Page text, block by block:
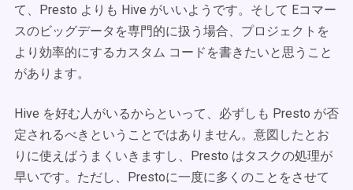
て、Presto よりも Hive がいいようです。そして Eコマー
スのビッグデータを専門的に扱う場合、プロジェクトを
より効率的にするカスタム コードを書きたいと思うこと
があります。
Hive を好む人がいるからといって、必ずしも Presto が否
定されるべきということではありません。意図したとお
りに使えばうまくいきますし、Presto はタスクの処理が
早いです。ただし、Prestoに一度に多くのことをさせて